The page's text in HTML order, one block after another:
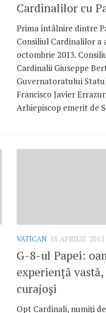
Cardinalilor cu
Prima întâlnire dintre
Consiliul Cardinalilor a
octombrie 2013.
Cardinalii Giuseppe
Guvernatoratului
Francisco Javier
Arhiepiscop emerit de
VATICAN 18 APRILIE 2013
G-8-ul Papei:
experienţă
curajoşi
Opt Cardinali, numiţi